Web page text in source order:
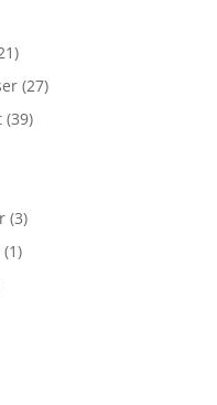
(27)
(39)
(3)
(1)